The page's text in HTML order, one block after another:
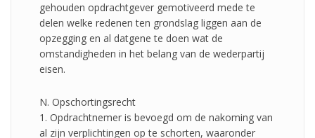
gehouden opdrachtgever gemotiveerd mede te
delen welke redenen ten grondslag liggen aan de
opzegging en al datgene te doen wat de
omstandigheden in het belang van de wederpartij
eisen.
N. Opschortingsrecht
1. Opdrachtnemer is bevoegd om de nakoming van
al zijn verplichtingen op te schorten, waaronder